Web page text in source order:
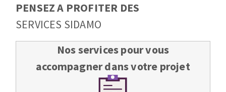
PENSEZ A PROFITER DES
SERVICES SIDAMO
Nos services pour vous
accompagner dans votre projet